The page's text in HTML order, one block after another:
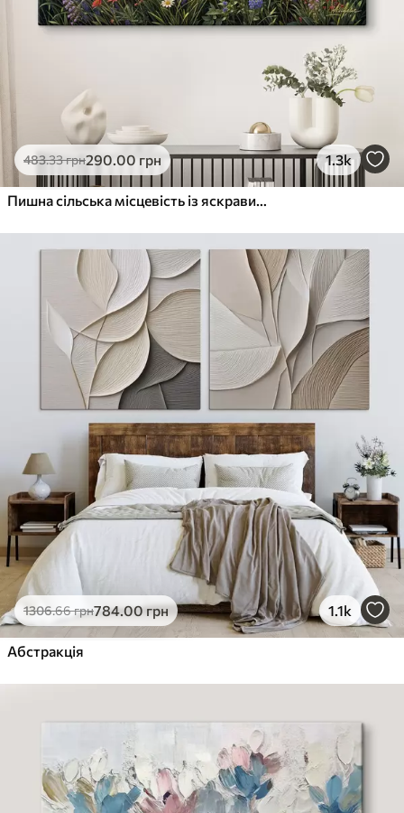
483.33грн290.00 грн 1.3k
Пишна сільська місцевість із яскравим лугом диких квітів, наповненим різнокольоровими квітами під хмарним небом
1306.66грн784.00грн 1.1k
Абстракція